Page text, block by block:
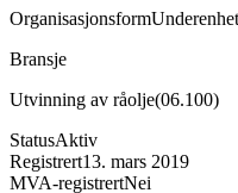
Organisasjonsform
Bransje
Utvinning av råolje(06.100)
StatusAktiv
Registrert13. mars 2019
MVA-registrertNei